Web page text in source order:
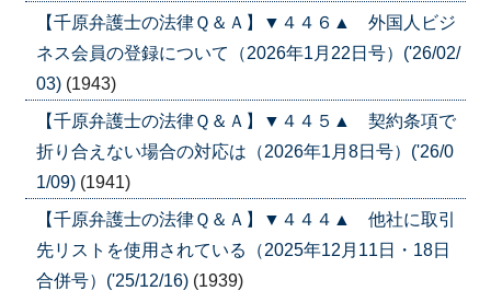
【千原弁護士の法律Ｑ＆Ａ】▼４４６▲ 外国人ビジ
ネス会員の登録について（2026年1月22日号）('26/02/
03) (1943)
【千原弁護士の法律Ｑ＆Ａ】▼４４５▲ 契約条項で
折り合えない場合の対応は（2026年1月8日号）('26/0
1/09) (1941)
【千原弁護士の法律Ｑ＆Ａ】▼４４４▲ 他社に取引
先リストを使用されている（2025年12月11日・18日
合併号）('25/12/16) (1939)